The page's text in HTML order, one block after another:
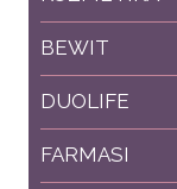
BEWIT
DUOLIFE
FARMASI